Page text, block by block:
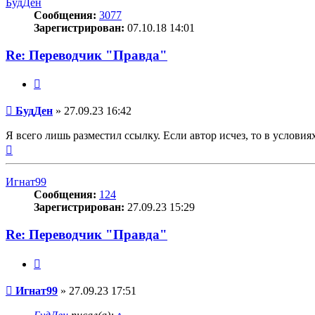
Сообщения: 3077
Зарегистрирован: 07.10.18 14:01
Re: Переводчик "Правда"
Сообщение
БудДен » 27.09.23 16:42
Я всего лишь разместил ссылку. Если автор исчез, то в
Игнат99
Сообщения: 124
Зарегистрирован: 27.09.23 15:29
Re: Переводчик "Правда"
Сообщение
Игнат99 » 27.09.23 17:51